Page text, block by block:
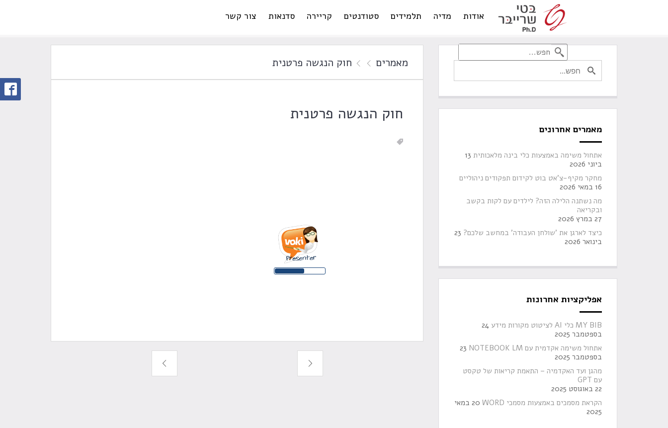
אודות מדיה תלמידים סטודנטים קריירה סדנאות צור קשר
מאמרים חוק הנגשה פרטנית
חוק הנגשה פרטנית
מאמרים אחרונים
אתחול משימה באמצעות כלי בינה מלאכותית 13
ביוני 2026
מחקר מקיף-צ'אט בוט לקידום תפקודים ניהוליים
16 במאי 2026
מה נשתנה הלילה הזה? לילדים עם לקות בקשב
ובקריאה
27 במרץ 2026
כיצד לארגן את 'שולחן העבודה' במחשב שלכם? 23
בינואר 2026
אפליקציות אחרונות
MY BIB כלי AI לציטוט מקורות מידע
24
בספטמבר 2025
אתחול משימה אקדמית עם NOTEBOOK LM
23
בספטמבר 2025
מהגן ועד האקדמיה – התאמת קריאות של טקסט
עם GPT
22 באוגוסט 2025
הקראת מסמכים באמצעות מסמכי WORD
20 במאי
2025